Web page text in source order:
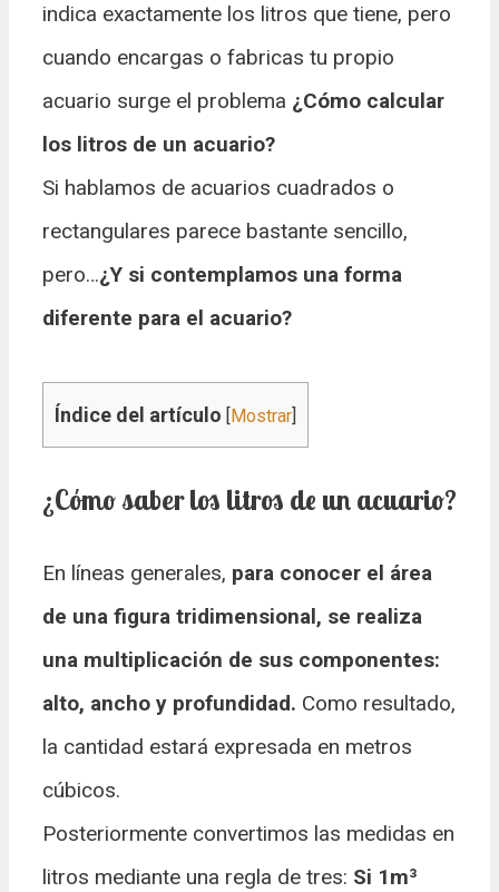
indica exactamente los litros que tiene, pero
cuando encargas o fabricas tu propio
acuario surge el problema ¿Cómo calcular
los litros de un acuario?
Si hablamos de acuarios cuadrados o
rectangulares parece bastante sencillo,
pero…¿Y si contemplamos una forma
diferente para el acuario?
Índice del artículo [Mostrar]
¿Cómo saber los litros de un acuario?
En líneas generales, para conocer el área
de una figura tridimensional, se realiza
una multiplicación de sus componentes:
alto, ancho y profundidad. Como resultado,
la cantidad estará expresada en metros
cúbicos.
Posteriormente convertimos las medidas en
litros mediante una regla de tres: Si 1m³